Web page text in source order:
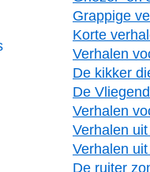
Grappige
Korte
Verhalen
De kikker
De
Verhalen
Verhalen
Verhalen
De ruiter